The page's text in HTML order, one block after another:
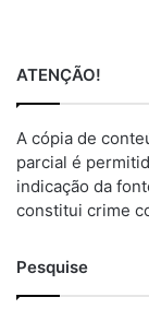
ATENÇÃO!
A cópia de
parcial é
indicação da
constitui crime
Pesquise